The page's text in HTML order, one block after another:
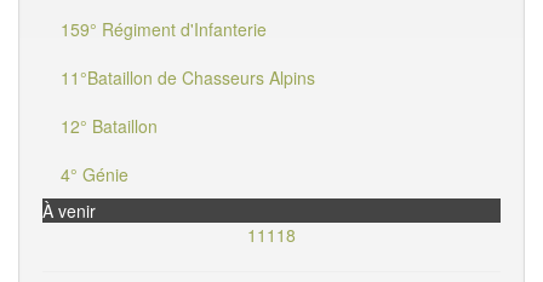
159° Régiment d'Infanterie
11°Bataillon de Chasseurs Alpins
12° Bataillon
4° Génie
À venir
11118